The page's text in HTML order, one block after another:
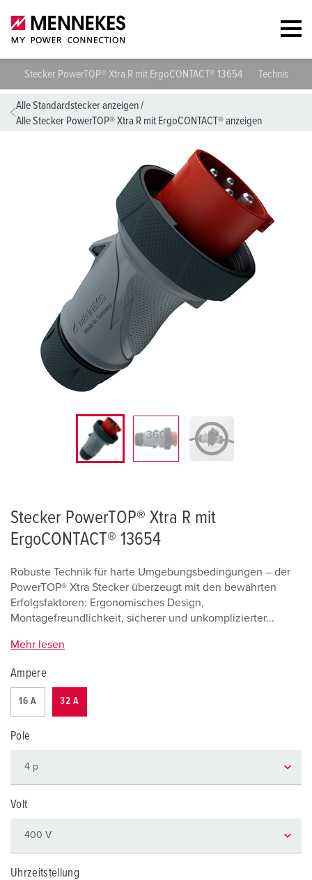
Stecker PowerTOP® Xtra R mit ErgoCONTACT® 13654 Technische
Alle Standardstecker anzeigen/
Alle Stecker PowerTOP® Xtra R mit ErgoCONTACT® anzeigen
Stecker PowerTOP® Xtra R mit
ErgoCONTACT® 13654
Robuste Technik für harte Umgebungsbedingungen – der
PowerTOP® Xtra Stecker überzeugt mit den bewährten
Erfolgsfaktoren: Ergonomisches Design,
Montagefreundlichkeit, sicherer und unkomplizierter...
Mehr lesen
Ampere
16 A 32 A
Pole
Volt
Uhrzeitstellung